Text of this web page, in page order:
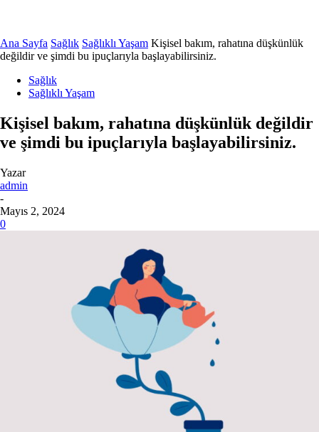
Ana Sayfa Sağlık Sağlıklı Yaşam Kişisel bakım, rahatına düşkünlük
değildir ve şimdi bu ipuçlarıyla başlayabilirsiniz.
Sağlık
Sağlıklı Yaşam
Kişisel bakım, rahatına düşkünlük değildir
ve şimdi bu ipuçlarıyla başlayabilirsiniz.
Yazar
admin
-
Mayıs 2, 2024
0